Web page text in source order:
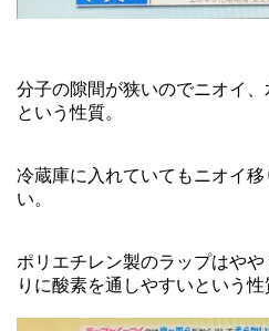
分子の隙間が狭いのでニオイ
という性質。
冷蔵庫に入れていてもニオイ移
い。
ポリエチレン製のラップはや
りに酸素を通しやすいという性